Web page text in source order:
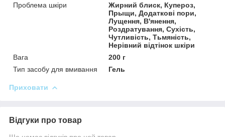
Проблема шкіри
Жирний блиск, Купероз,
Прыщи, Додаткові пори,
Лущення, В'янення,
Роздратування, Сухість,
Чутливість, Тьмяність,
Нерівний відтінок шкіри
Вага
200 г
Тип засобу для вмивання
Гель
Приховати
Відгуки про товар